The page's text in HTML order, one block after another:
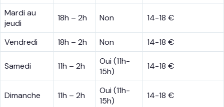
Mardi au
jeudi
18h – 2h Non 14-18 €
Vendredi 18h – 2h Non 14-18 €
Samedi 11h – 2h
Oui (11h-
15h)
14-18 €
Dimanche 11h – 2h
Oui (11h-
15h)
14-18 €